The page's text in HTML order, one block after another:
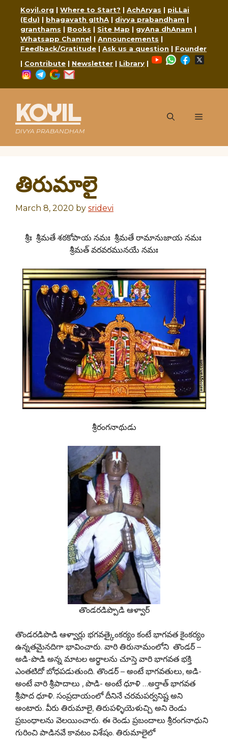
content
Koyil.org | Where to Start? | AchAryas | piLLai
(Edu) | bhagavath gIthA | divya prabandham |
granthams | Books | Site Map | gyAna dhAnam |
Whatsapp Channel | Announcements |
Feedback/Gratitude | Ask us a question | Founder
| Contribute | Newsletter | Library |
YouTubeWhatsApp
Facebook
Instagram
Telegram
Google
KOYIL
DIVYA PRABANDHAM
Menu
తిరుమాలై
March 8, 2020 by sridevi
శ్రీః శ్రీమతే శఠకోపాయ నమః శ్రీమతే రామానుజాయ నమః
శ్రీమత్ వరవరమునయే నమః
శ్రీరంగనాథుడు
తొండరడిప్పొడి ఆళ్వార్
తొండరడిపొడి ఆళ్వార్లు భగవత్కైంకర్యం కంటే భాగవత కైంకర్యం
ఉన్నతమైనదిగా భావించారు. వారి తిరునామంలోని తొండర్ –
అడి-పొడి అన్న మాటల అర్థాలను చూస్తె వారి భాగవత భక్తి
ఎంతటిదో బోధపడుతుంది. తొండర్ – అంటే భాగవతులు, అడి-
అంటే వారి శ్రీపాదాలు , పొడి- అంటే ధూళి …అర్తాత్ భాగవత
శ్రీపాద ధూళి. సంప్రదాయంలో దీనినే చరమపర్వనిష్ట అని
అంటారు. వీరు తిరుమాలై, తిరుపళ్ళియెళుచ్చి అని రెండు
ప్రబంధాలను వెలయించారు. ఈ రెండు ప్రబందాలు శ్రీరంగనాధుని
గురించి పాడినవే కావటం విశేషం. తిరుమాలైలో